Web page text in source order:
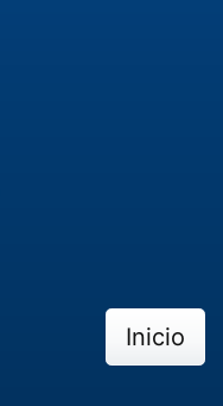
Inicio